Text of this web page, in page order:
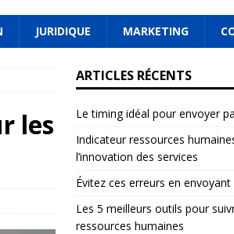
JURIDIQUE MARKETING
les
ARTICLES RÉCENTS
Le timing idéal pour envoyer
Indicateur ressources
l’innovation des services
Évitez ces erreurs en
Les 5 meilleurs outils pour
ressources humaines